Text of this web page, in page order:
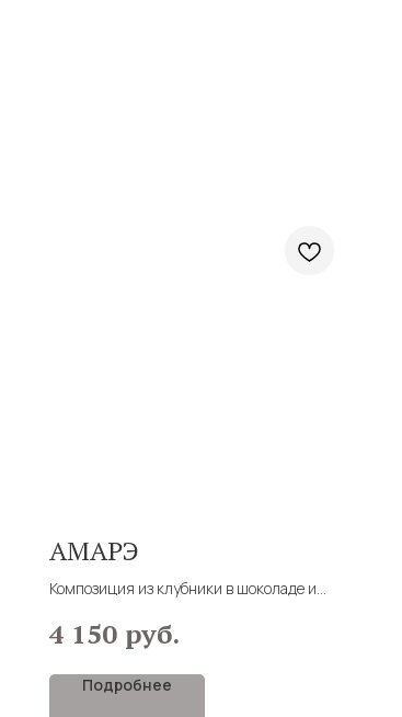
АМАРЭ
Композиция из клубники в шоколаде и
Время сборки 30 минут
4 150 руб.
Подробнее